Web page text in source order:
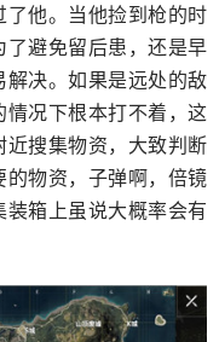
了他。当他捡到枪的时
避免留后患，还是早
解决。如果是远处的敌
情况下根本打不着，这
搜集物资，大致判断
的物资，子弹啊，倍镜
箱上虽说大概率会有